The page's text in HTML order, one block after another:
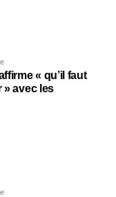
« qu’il faut
» avec les